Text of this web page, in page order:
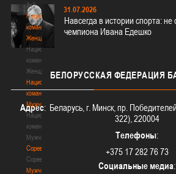
3х3
Национальная
команда.
Женщины
Национальная
команда.
Женщины
Национальная
команда.
Мужчины
Национальная
команда.
Мужчины
Соревнования
Соревнования
Мужчины
31.07.2026
Навсегда в истории спорта: не
чемпиона Ивана Едешко
БЕЛОРУССКАЯ ФЕДЕРАЦИЯ
Адрес: Беларусь, г. Минск, пр.
322), 220004
Телефоны:
+375 17 282 76 73
Социальные медиа: